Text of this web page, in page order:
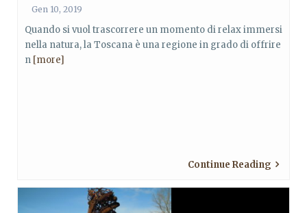
Gen 10, 2019
Quando si vuol trascorrere un momento di relax immersi
nella natura, la Toscana è una regione in grado di offrire
n [more]
Continue Reading